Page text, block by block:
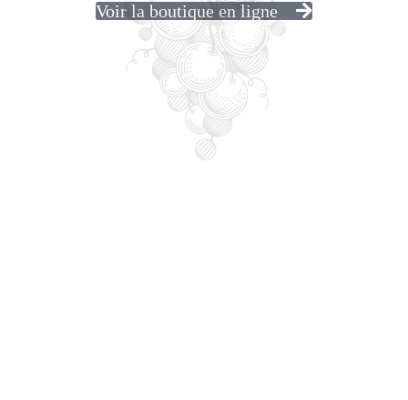
Voir la boutique en ligne